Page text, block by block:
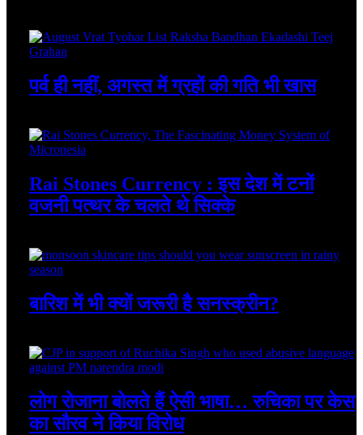
पर्व ही नहीं, अगस्त में ग्रहों की गति भी खास
Rai Stones Currency : इस देश में टनों
वजनी पत्थर के चलते थे सिक्के
बारिश में भी क्यों जरूरी है सनस्क्रीन?
लोग रोजाना बोलते हैं ऐसी भाषा… रुचिका पर केस
का सौरव ने किया विरोध